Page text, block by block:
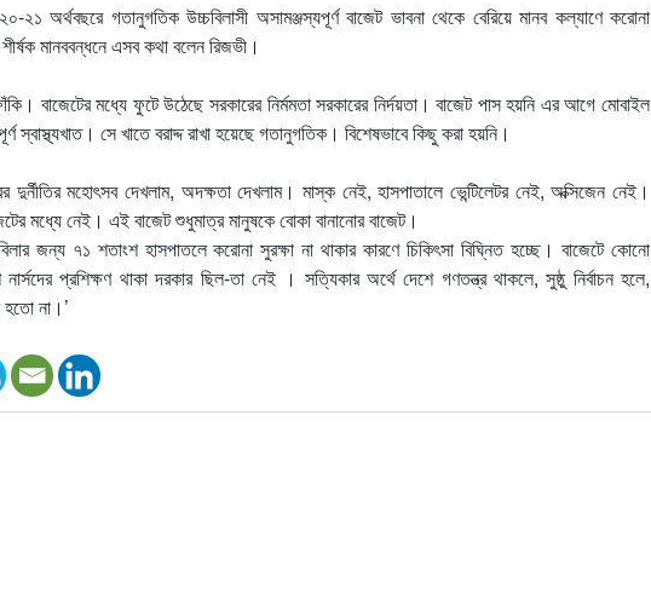
অর্থবছরে গতানুগতিক উচ্চবিলাসী অসামঞ্জস্যপূর্ণ বাজেট ভাবনা থেকে বেরিয়ে মানব কল্যাণে করোনা
মানববন্ধনে এসব কথা বলেন রিজভী।
বাজেটের মধ্যে ফুটে উঠেছে সরকারের নির্মমতা সরকারের নির্দয়তা। বাজেট পাস হয়নি এর আগে মোবাইল
সে খাতে বরাদ্দ রাখা হয়েছে গতানুগতিক। বিশেষভাবে কিছু করা হয়নি।
দুর্নীতির মহোৎসব দেখলাম, অদক্ষতা দেখলাম। মাস্ক নেই, হাসপাতালে ভেন্টিলেটর নেই, অক্সিজেন নেই।
মধ্যে নেই। এই বাজেট শুধুমাত্র মানুষকে বোকা বানানোর বাজেট।
জন্য ৭১ শতাংশ হাসপাতলে করোনা সুরক্ষা না থাকার কারণে চিকিৎসা বিঘ্নিত হচ্ছে। বাজেটে কোনো
প্রশিক্ষণ থাকা দরকার ছিল-তা নেই । সত্যিকার অর্থে দেশে গণতন্ত্র থাকলে, সুষ্ঠু নির্বাচন হলে,
হতো না।’